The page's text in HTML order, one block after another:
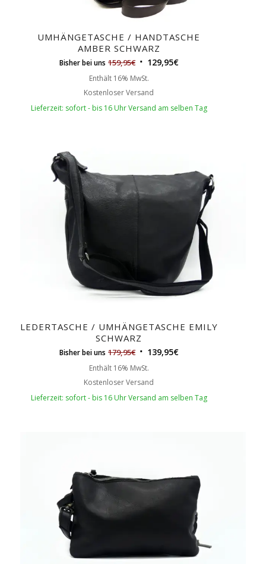
UMHÄNGETASCHE / HANDTASCHE
AMBER SCHWARZ
Bisher bei uns 159,95€ 129,95€
Enthält 16% MwSt.
Kostenloser Versand
Lieferzeit: sofort - bis 16 Uhr Versand am selben Tag
LEDERTASCHE / UMHÄNGETASCHE EMILY
SCHWARZ
Bisher bei uns 179,95€ 139,95€
Enthält 16% MwSt.
Kostenloser Versand
Lieferzeit: sofort - bis 16 Uhr Versand am selben Tag